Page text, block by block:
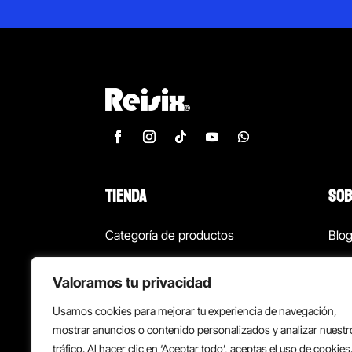
Valoramos tu privacidad
Usamos cookies para mejorar tu experiencia de navegación,
mostrar anuncios o contenido personalizados y analizar
tráfico. Al hacer clic en ‘Aceptar todo’, aceptas el uso de cookies.
TIENDA
Categoría de productos
¡Las mejores ofertas!
Back to school
Blog